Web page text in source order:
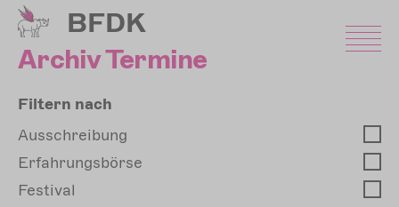
Direkt
zum
Inhalt
BFDK
Archiv Termine
Filtern nach
Ausschreibung
Erfahrungsbörse
Festival